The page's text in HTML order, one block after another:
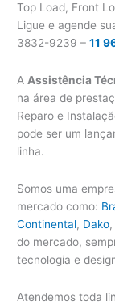
Top Load, Front
Ligue e agende
3832-9239 –11
AAssistência
na área de
Reparo e
pode ser um
linha.
Somos uma
mercado como:
Continental, Dako,
do mercado,
tecnologia e
Atendemos toda